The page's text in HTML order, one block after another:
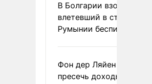
В Болгарии взорвался
влетевший в страну из
Румынии беспилотник
Фон дер Ляйен
пресечь доходы России